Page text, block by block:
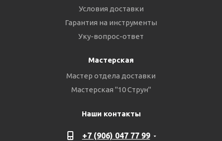
Условия доставки
Гарантия на инструменты
Уку-вопрос-ответ
Мастерская
Мастер отдела доставки
Мастерская "10 Струн"
Наши контакты
+7 (906) 047 77 99